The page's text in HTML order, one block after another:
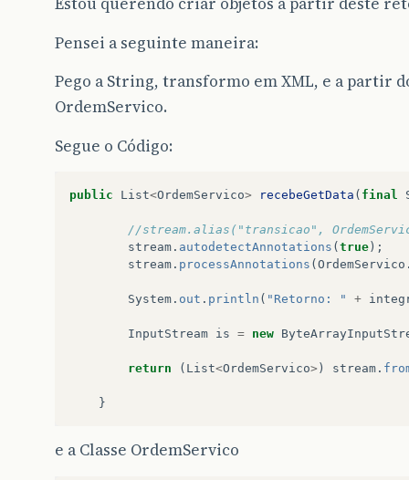
Pensei a seguinte maneira:
Pego a String, transformo em XML, e a partir
OrdemServico.
Segue o Código:
public List<OrdemServico> recebeGetData ( final
//stream.alias("transicao",
stream . autodetectAnnotations ( true );
stream . processAnnotations ( OrdemServico
System . out . println ( "Retorno: " +
InputStream is = new
return ( List<OrdemServico> ) stream .
}
e a Classe OrdemServico